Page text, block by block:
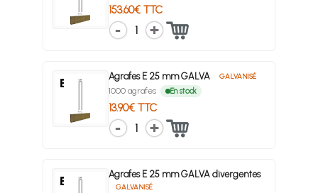
153.60€ TTC
1
Agrafes E 25 mm GALVA GALVANISÉ
1000 agrafes En stock
13.90€ TTC
1
Agrafes E 25 mm GALVA divergentes
GALVANISÉ